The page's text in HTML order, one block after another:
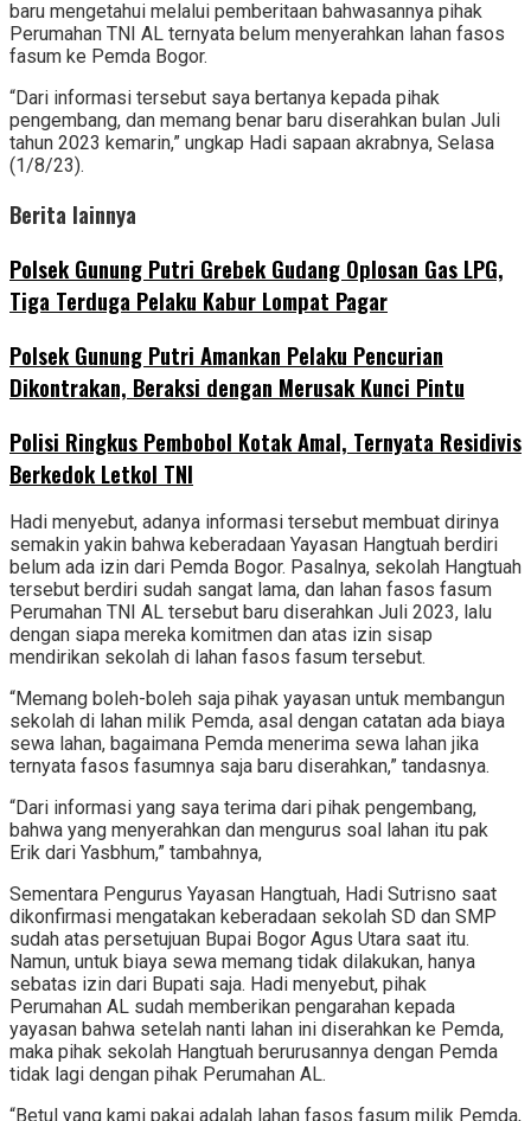
baru mengetahui melalui pemberitaan bahwasannya pihak
Perumahan TNI AL ternyata belum menyerahkan lahan fasos
fasum ke Pemda Bogor.
“Dari informasi tersebut saya bertanya kepada pihak
pengembang, dan memang benar baru diserahkan bulan Juli
tahun 2023 kemarin,” ungkap Hadi sapaan akrabnya, Selasa
(1/8/23).
Berita lainnya
Polsek Gunung Putri Grebek Gudang Oplosan Gas LPG,
Tiga Terduga Pelaku Kabur Lompat Pagar
Polsek Gunung Putri Amankan Pelaku Pencurian
Dikontrakan, Beraksi dengan Merusak Kunci Pintu
Polisi Ringkus Pembobol Kotak Amal, Ternyata Residivis
Berkedok Letkol TNI
Hadi menyebut, adanya informasi tersebut membuat dirinya
semakin yakin bahwa keberadaan Yayasan Hangtuah berdiri
belum ada izin dari Pemda Bogor. Pasalnya, sekolah Hangtuah
tersebut berdiri sudah sangat lama, dan lahan fasos fasum
Perumahan TNI AL tersebut baru diserahkan Juli 2023, lalu
dengan siapa mereka komitmen dan atas izin sisap
mendirikan sekolah di lahan fasos fasum tersebut.
“Memang boleh-boleh saja pihak yayasan untuk membangun
sekolah di lahan milik Pemda, asal dengan catatan ada biaya
sewa lahan, bagaimana Pemda menerima sewa lahan jika
ternyata fasos fasumnya saja baru diserahkan,” tandasnya.
“Dari informasi yang saya terima dari pihak pengembang,
bahwa yang menyerahkan dan mengurus soal lahan itu pak
Erik dari Yasbhum,” tambahnya,
Sementara Pengurus Yayasan Hangtuah, Hadi Sutrisno saat
dikonfirmasi mengatakan keberadaan sekolah SD dan SMP
sudah atas persetujuan Bupai Bogor Agus Utara saat itu.
Namun, untuk biaya sewa memang tidak dilakukan, hanya
sebatas izin dari Bupati saja. Hadi menyebut, pihak
Perumahan AL sudah memberikan pengarahan kepada
yayasan bahwa setelah nanti lahan ini diserahkan ke Pemda,
maka pihak sekolah Hangtuah berurusannya dengan Pemda
tidak lagi dengan pihak Perumahan AL.
“Betul yang kami pakai adalah lahan fasos fasum milik Pemda,